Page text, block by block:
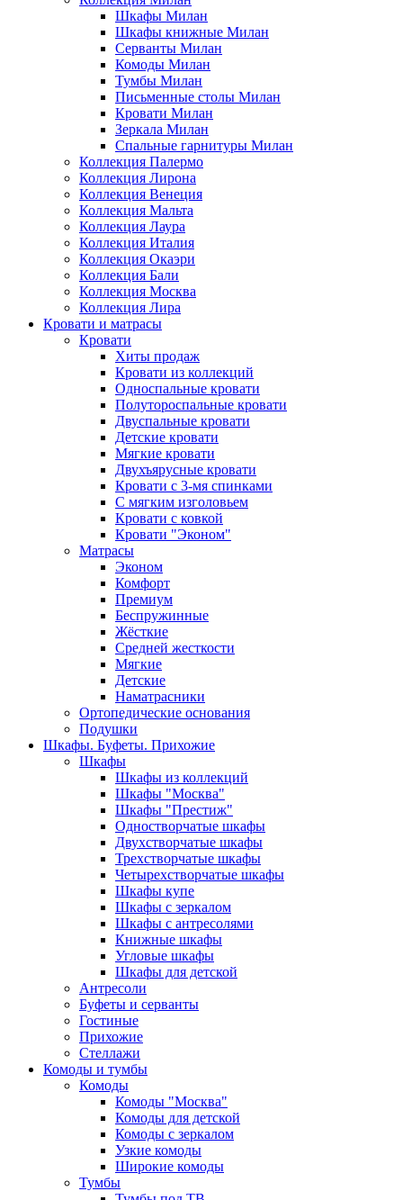
Шкафы Милан
Шкафы книжные Милан
Серванты Милан
Комоды Милан
Тумбы Милан
Письменные столы Милан
Кровати Милан
Зеркала Милан
Спальные гарнитуры Милан
Коллекция Палермо
Коллекция Лирона
Коллекция Венеция
Коллекция Мальта
Коллекция Лаура
Коллекция Италия
Коллекция Окаэри
Коллекция Бали
Коллекция Москва
Коллекция Лира
Кровати и матрасы
Кровати
Хиты продаж
Кровати из коллекций
Односпальные кровати
Полутороспальные кровати
Двуспальные кровати
Детские кровати
Мягкие кровати
Двухъярусные кровати
Кровати с 3-мя спинками
С мягким изголовьем
Кровати с ковкой
Кровати "Эконом"
Матрасы
Эконом
Комфорт
Премиум
Беспружинные
Жёсткие
Средней жесткости
Мягкие
Детские
Наматрасники
Ортопедические основания
Подушки
Шкафы. Буфеты. Прихожие
Шкафы
Шкафы из коллекций
Шкафы "Москва"
Шкафы "Престиж"
Одностворчатые шкафы
Двухстворчатые шкафы
Трехстворчатые шкафы
Четырехстворчатые шкафы
Шкафы купе
Шкафы с зеркалом
Шкафы с антресолями
Книжные шкафы
Угловые шкафы
Шкафы для детской
Антресоли
Буфеты и серванты
Гостиные
Прихожие
Стеллажи
Комоды и тумбы
Комоды
Комоды "Москва"
Комоды для детской
Комоды с зеркалом
Узкие комоды
Широкие комоды
Тумбы